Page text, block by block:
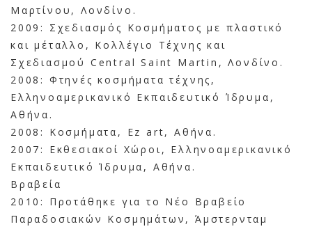
Μαρτίνου, Λονδίνο.
2009: Σχεδιασμός Κοσμήματος με πλαστικό
και μέταλλο, Κολλέγιο Τέχνης και
Σχεδιασμού Central Saint Martin, Λονδίνο.
2008: Φτηνές κοσμήματα τέχνης,
Ελληνοαμερικανικό Εκπαιδευτικό Ίδρυμα,
Αθήνα.
2008: Κοσμήματα, Ez art, Αθήνα.
2007: Εκθεσιακοί Χώροι, Ελληνοαμερικανικό
Εκπαιδευτικό Ίδρυμα, Αθήνα.
Βραβεία
2010: Προτάθηκε για το Νέο Βραβείο
Παραδοσιακών Κοσμημάτων, Άμστερνταμ